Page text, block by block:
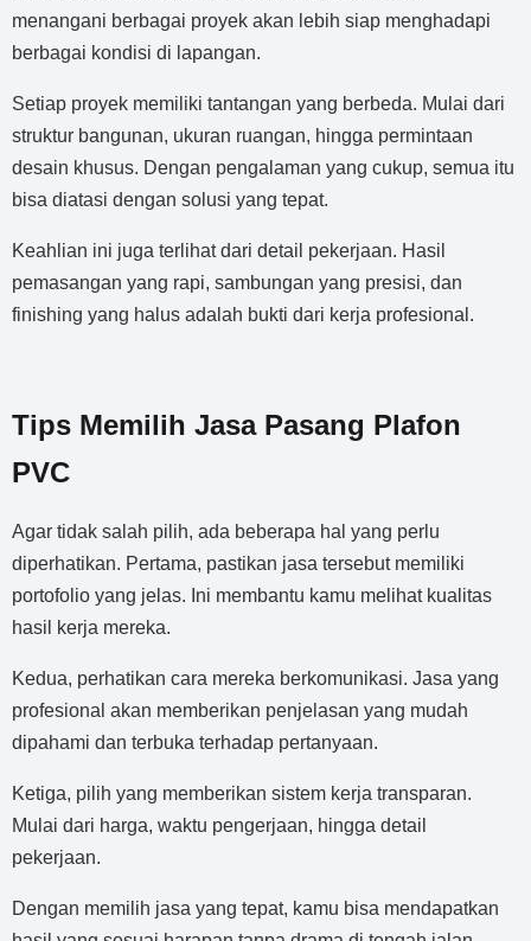
menangani berbagai proyek akan lebih siap menghadapi
berbagai kondisi di lapangan.
Setiap proyek memiliki tantangan yang berbeda. Mulai dari
struktur bangunan, ukuran ruangan, hingga permintaan
desain khusus. Dengan pengalaman yang cukup, semua itu
bisa diatasi dengan solusi yang tepat.
Keahlian ini juga terlihat dari detail pekerjaan. Hasil
pemasangan yang rapi, sambungan yang presisi, dan
finishing yang halus adalah bukti dari kerja profesional.
Tips Memilih Jasa Pasang Plafon
PVC
Agar tidak salah pilih, ada beberapa hal yang perlu
diperhatikan. Pertama, pastikan jasa tersebut memiliki
portofolio yang jelas. Ini membantu kamu melihat kualitas
hasil kerja mereka.
Kedua, perhatikan cara mereka berkomunikasi. Jasa yang
profesional akan memberikan penjelasan yang mudah
dipahami dan terbuka terhadap pertanyaan.
Ketiga, pilih yang memberikan sistem kerja transparan.
Mulai dari harga, waktu pengerjaan, hingga detail
pekerjaan.
Dengan memilih jasa yang tepat, kamu bisa mendapatkan